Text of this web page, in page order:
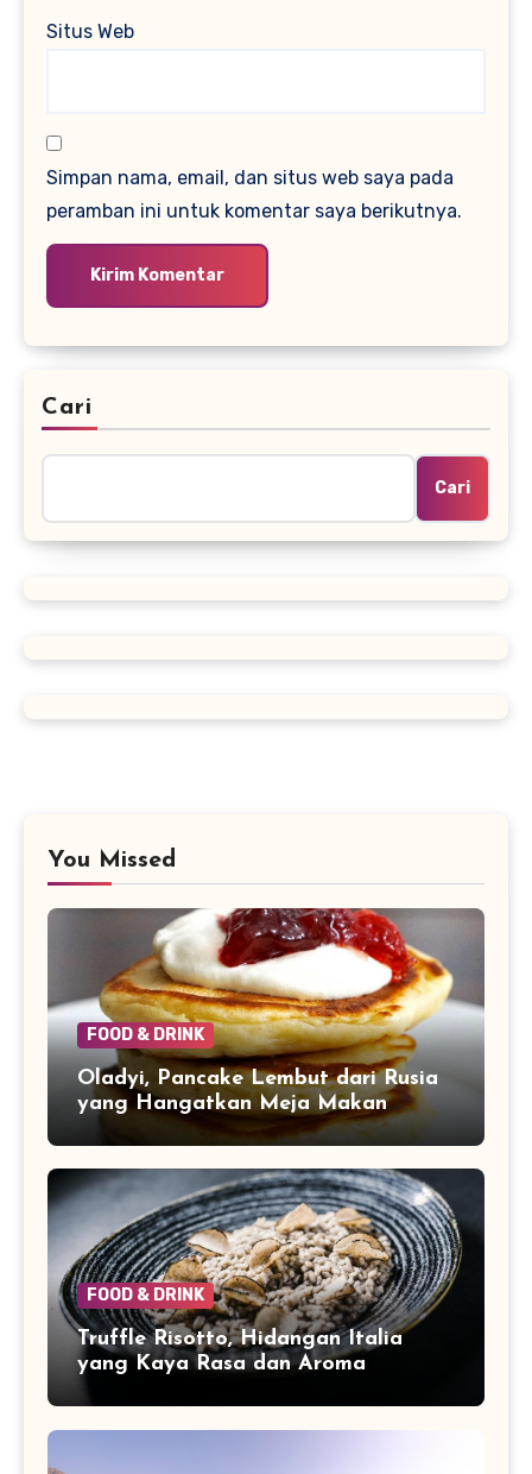
Situs Web
Simpan nama, email, dan situs web saya pada
peramban ini untuk komentar saya berikutnya.
Cari
Cari
You Missed
FOOD & DRINK
Oladyi, Pancake Lembut dari Rusia
yang Hangatkan Meja Makan
FOOD & DRINK
Truffle Risotto, Hidangan Italia
yang Kaya Rasa dan Aroma